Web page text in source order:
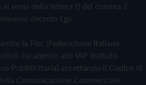
ai sensi della lettera f) del comma 2
decreto Lgs.
la Fisc (Federazione Italiana
ha aderito allo IAP (Istituto
Pubblicitaria) accettando il Codice di
Comunicazione Commerciale